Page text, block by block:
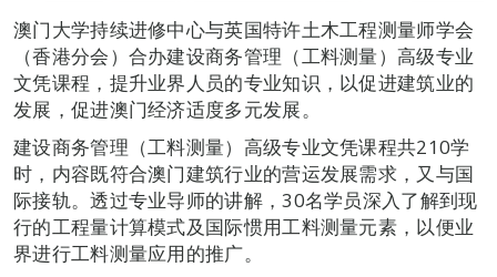
澳门大学持续进修中心与英国特许土木工程测量师学会
（香港分会）合办建设商务管理（工料测量）高级专业
文凭课程，提升业界人员的专业知识，以促进建筑业的
发展，促进澳门经济适度多元发展。
建设商务管理（工料测量）高级专业文凭课程共210学
时，内容既符合澳门建筑行业的营运发展需求，又与国
际接轨。透过专业导师的讲解，30名学员深入了解到现
行的工程量计算模式及国际惯用工料测量元素，以便业
界进行工料测量应用的推广。